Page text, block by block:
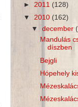
► 2011 (128)
▼ 2010 (162)
▼december
Mandulás
díszben
Bejgli
Hópehely